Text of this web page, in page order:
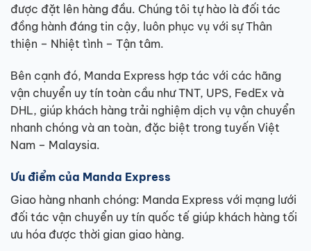
được đặt lên hàng đầu. Chúng tôi tự hào là đối tác
đồng hành đáng tin cậy, luôn phục vụ với sự Thân
thiện – Nhiệt tình – Tận tâm.
Bên cạnh đó, Manda Express hợp tác với các hãng
vận chuyển uy tín toàn cầu như TNT, UPS, FedEx và
DHL, giúp khách hàng trải nghiệm dịch vụ vận chuyển
nhanh chóng và an toàn, đặc biệt trong tuyến Việt
Nam – Malaysia.
Ưu điểm của Manda Express
Giao hàng nhanh chóng: Manda Express với mạng lưới
đối tác vận chuyển uy tín quốc tế giúp khách hàng tối
ưu hóa được thời gian giao hàng.